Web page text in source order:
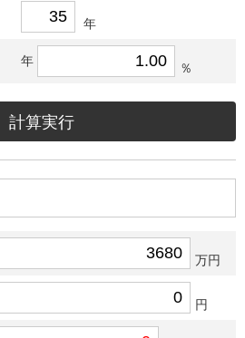
年
年
％
万円
円